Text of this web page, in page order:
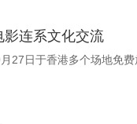
影连系文化交流